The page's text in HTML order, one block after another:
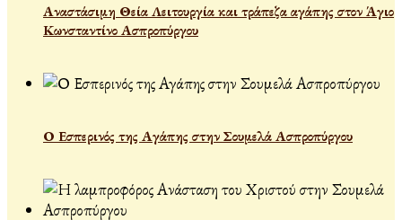
Αναστάσιμη Θεία Λειτουργία και τράπεζα αγάπης στον Άγιο
Κωνσταντίνο Ασπροπύργου
Ο Εσπερινός της Αγάπης στην Σουμελά Ασπροπύργου